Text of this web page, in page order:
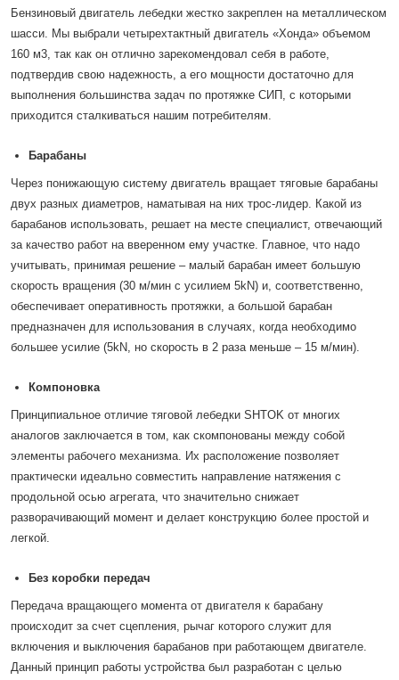
Бензиновый двигатель лебедки жестко закреплен на металлическом
шасси. Мы выбрали четырехтактный двигатель «Хонда» объемом
160 м3, так как он отлично зарекомендовал себя в работе,
подтвердив свою надежность, а его мощности достаточно для
выполнения большинства задач по протяжке СИП, с которыми
приходится сталкиваться нашим потребителям.
Барабаны
Через понижающую систему двигатель вращает тяговые барабаны
двух разных диаметров, наматывая на них трос-лидер. Какой из
барабанов использовать, решает на месте специалист, отвечающий
за качество работ на вверенном ему участке. Главное, что надо
учитывать, принимая решение – малый барабан имеет большую
скорость вращения (30 м/мин с усилием 5kN) и, соответственно,
обеспечивает оперативность протяжки, а большой барабан
предназначен для использования в случаях, когда необходимо
большее усилие (5kN, но скорость в 2 раза меньше – 15 м/мин).
Компоновка
Принципиальное отличие тяговой лебедки SHTOK от многих
аналогов заключается в том, как скомпонованы между собой
элементы рабочего механизма. Их расположение позволяет
практически идеально совместить направление натяжения с
продольной осью агрегата, что значительно снижает
разворачивающий момент и делает конструкцию более простой и
легкой.
Без коробки передач
Передача вращающего момента от двигателя к барабану
происходит за счет сцепления, рычаг которого служит для
включения и выключения барабанов при работающем двигателе.
Данный принцип работы устройства был разработан с целью